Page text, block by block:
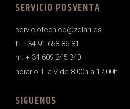
SERVICIO POSVENTA
serviciotecnico@zelari.es
t. + 34 91 658 86 81
m. + 34 609 245 340
horario: L a V de 8.00h a 17.00h
SIGUENOS